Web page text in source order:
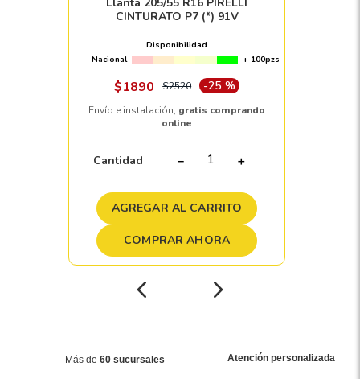
CINTURATO P7 (*) 91V
Disponibilidad
Nacional
+ 100pzs
$1890 $2520 -25 %
Envío e instalación, gratis comprando
online
Cantidad ＋
－
AGREGAR AL CARRITO
COMPRAR AHORA
Más de 60 sucursales Atención personalizada